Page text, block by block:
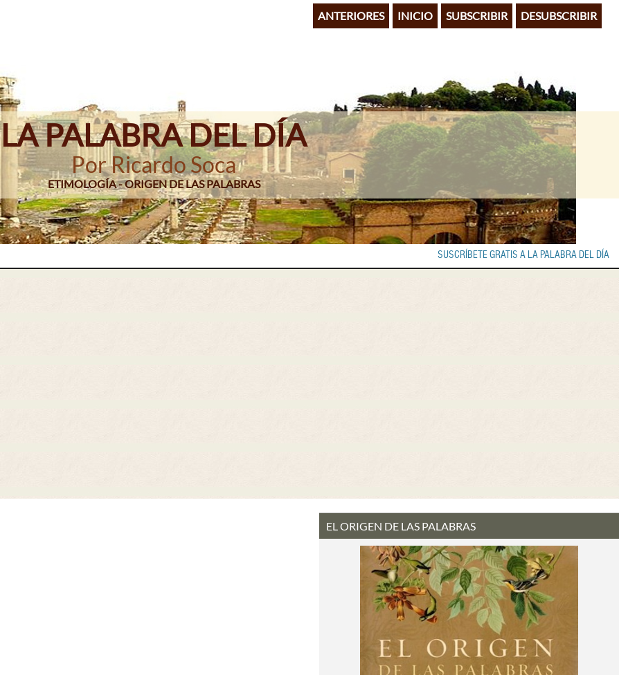
ANTERIORES INICIO SUBSCRIBIR DESUBSCRIBIR
LA PALABRA DEL DÍA
Por Ricardo Soca
ETIMOLOGÍA - ORIGEN DE LAS PALABRAS
SUSCRÍBETE GRATIS A LA PALABRA DEL DÍA
EL ORIGEN DE LAS PALABRAS